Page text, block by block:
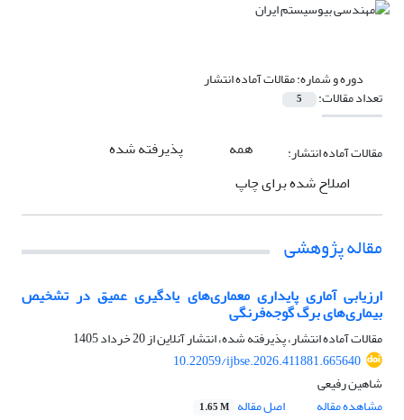
دوره و شماره:مقالات آماده انتشار
تعداد مقالات: 5
مقالات آماده انتشار: همه
پذیرفته شده
اصلاح شده برای چاپ
مقاله پژوهشی
ارزیابی آماری پایداری معماری‌های یادگیری عمیق در تشخیص
بیماری‌های برگ گوجه‌فرنگی
مقالات آماده انتشار، پذیرفته شده، انتشار آنلاین از20 خرداد 1405
10.22059/ijbse.2026.411881.665640
شاهین رفیعی
مشاهده مقاله
اصل مقاله 1.65 M